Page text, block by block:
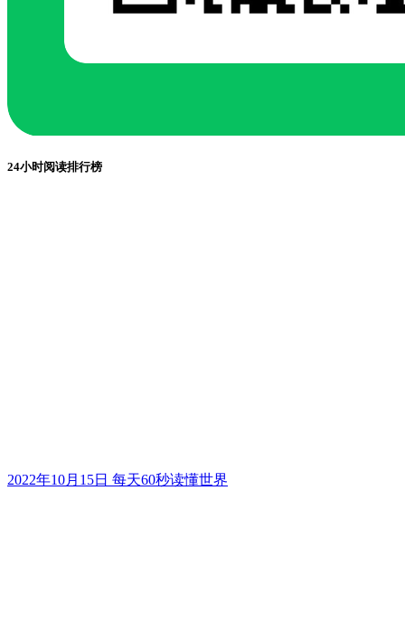
24小时阅读排行榜
2022年10月15日 每天60秒读懂世界